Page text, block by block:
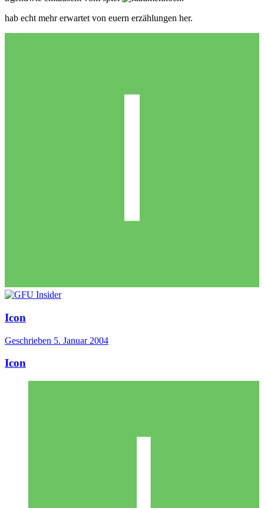
hab echt mehr erwartet von euern erzählungen her.
Icon
Geschrieben 5. Januar 2004
Icon